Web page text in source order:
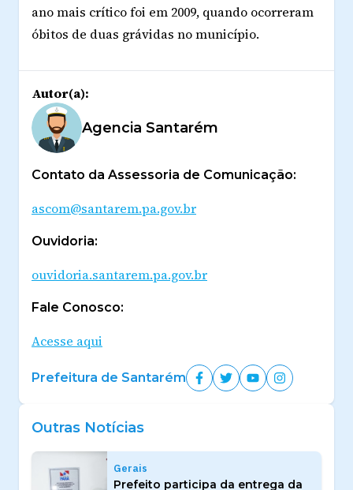
ano mais crítico foi em 2009, quando ocorreram
óbitos de duas grávidas no município.
Autor(a):
Agencia Santarém
Contato da Assessoria de Comunicação:
ascom@santarem.pa.gov.br
Ouvidoria:
ouvidoria.santarem.pa.gov.br
Fale Conosco:
Acesse aqui
Prefeitura de Santarém
Outras Notícias
Gerais
Prefeito participa da entrega da